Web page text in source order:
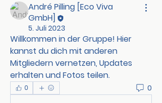
André Pilling [Eco Viva
GmbH]
5. Juli 2023
Willkommen in der Gruppe! Hier
kannst du dich mit anderen
Mitgliedern vernetzen, Updates
erhalten und Fotos teilen.
0 0